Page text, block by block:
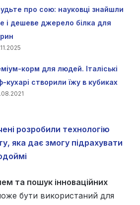
про сою: науковці знайшли
і дешеве джерело білка для
корм для людей. Італіські
кухарі створили їжу в кубиках
розробили технологію
яка дає змогу підрахувати
та пошук інноваційних
бути використаний для